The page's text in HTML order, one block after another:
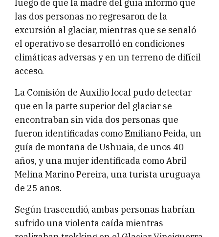
luego de que la madre del guía informó que
las dos personas no regresaron de la
excursión al glaciar, mientras que se señaló
el operativo se desarrolló en condiciones
climáticas adversas y en un terreno de difícil
acceso.
La Comisión de Auxilio local pudo detectar
que en la parte superior del glaciar se
encontraban sin vida dos personas que
fueron identificadas como Emiliano Feida, un
guía de montaña de Ushuaia, de unos 40
años, y una mujer identificada como Abril
Melina Marino Pereira, una turista uruguaya
de 25 años.
Según trascendió, ambas personas habrían
sufrido una violenta caída mientras